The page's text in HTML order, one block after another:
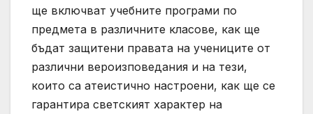
ще включват учебните програми по
предмета в различните класове, как ще
бъдат защитени правата на учениците от
различни вероизповедания и на тези,
които са атеистично настроени, как ще се
гарантира светският характер на